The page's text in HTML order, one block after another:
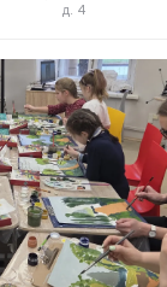
д. 4